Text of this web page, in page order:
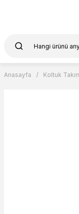
Anasayfa Koltuk